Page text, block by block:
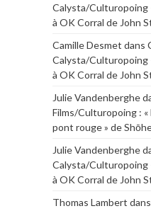
Calysta/Culturopoing
à OK Corral de John
Camille Desmet dans
Calysta/Culturopoing
à OK Corral de John
Julie Vandenberghe
Films/Culturopoing : «
pont rouge » de
Julie Vandenberghe
Calysta/Culturopoing
à OK Corral de John
Thomas Lambert dans